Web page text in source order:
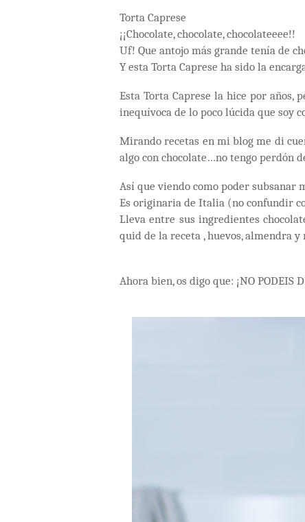
Torta Caprese
¡¡Chocolate, chocolate, chocolateeee!!
Uf! Que antojo más grande tenía de
Y esta Torta Caprese ha sido la
Esta Torta Caprese la hice por años,
inequívoca de lo poco lúcida que soy
Mirando recetas en mi blog me di
algo con chocolate…no tengo perdón
Así que viendo como poder subsanar
Es originaria de Italia (no confundir
Lleva entre sus ingredientes
quid de la receta , huevos, almendra
Ahora bien, os digo que: ¡NO PODEIS